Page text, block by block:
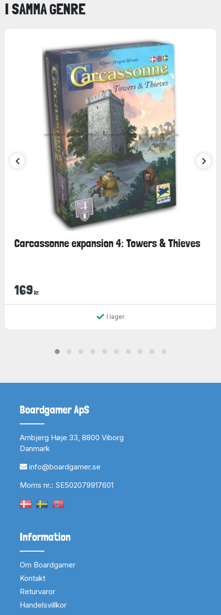
I SAMMA GENRE
Carcassonne expansion 4: Towers & Thieves
169 kr.
I lager
Boardgamer ApS
Arnbjerg Høje 33, 8800 Viborg
Danmark
info@boardgamer.se
Moms nr.: SE502079917601
Information
Om Boardgamer
Kontakt
Returvaror
Handelsvillkor